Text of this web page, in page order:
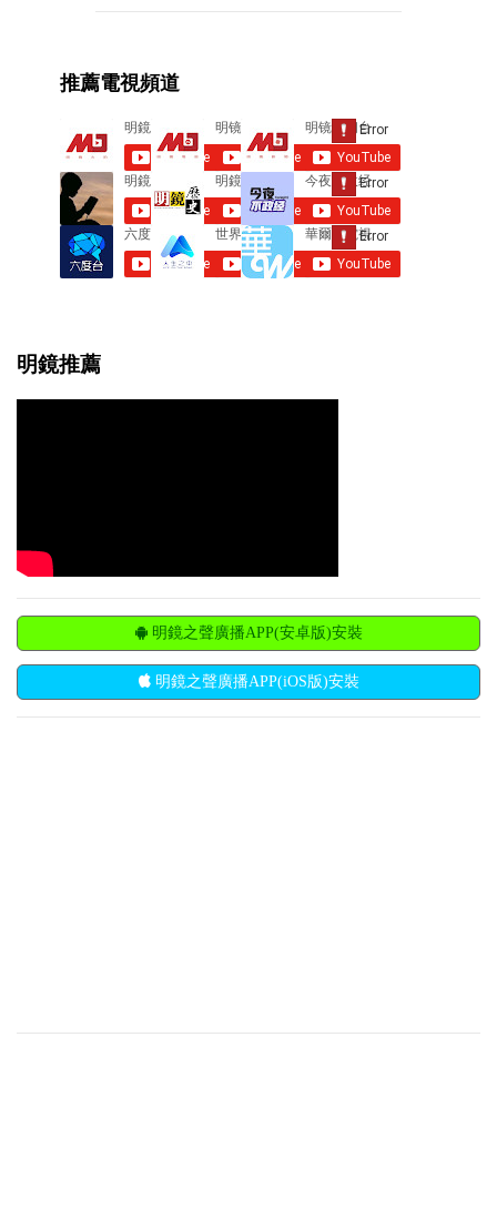
n
t
s
推薦電視頻道
明鏡推薦
明鏡之聲廣播APP(安卓版)安裝
明鏡之聲廣播APP(iOS版)安裝